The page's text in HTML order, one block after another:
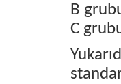
B
C